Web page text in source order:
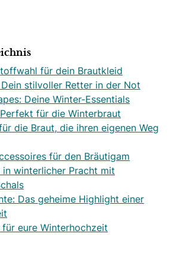
für dein Brautkleid
stilvoller Retter in der Not
Deine Winter-Essentials
für die Winterbraut
die Braut, die ihren eigenen Weg
für den Bräutigam
in winterlicher Pracht mit
Das geheime Highlight einer
für eure Winterhochzeit